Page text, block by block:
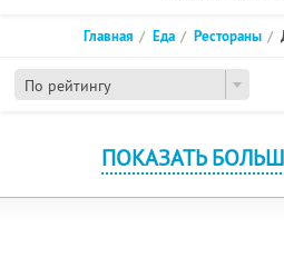
По рейтингу
Главная Еда Рестораны
ПОКАЗАТЬ